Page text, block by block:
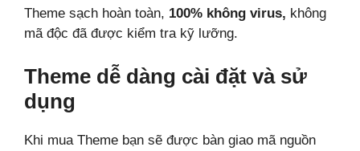
Theme sạch hoàn toàn, 100% không virus, không
mã độc đã được kiểm tra kỹ lưỡng.
Theme dễ dàng cài đặt và sử
dụng
Khi mua Theme bạn sẽ được bàn giao mã nguồn